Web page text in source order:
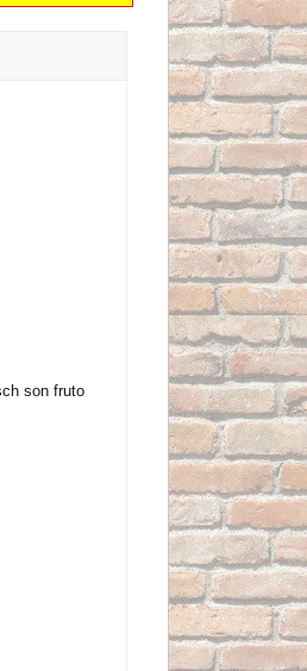
son fruto